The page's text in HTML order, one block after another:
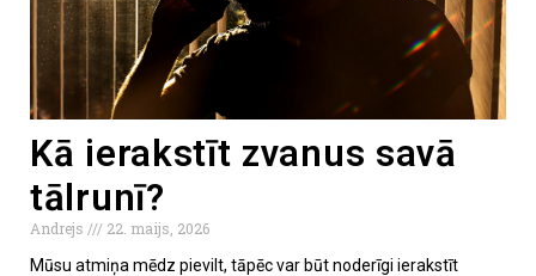
Kā ierakstīt zvanus savā
tālrunī?
Andrejs
22. maijs, 2026
Mūsu atmiņa mēdz pievilt, tāpēc var būt noderīgi ierakstīt